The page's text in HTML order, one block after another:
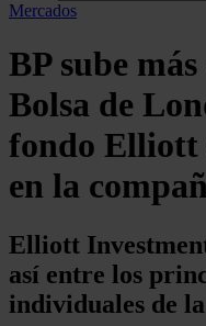
Mercados
BP sube
Bolsa de
fondo Elliott
en la
Elliott
así entre los
individuales de